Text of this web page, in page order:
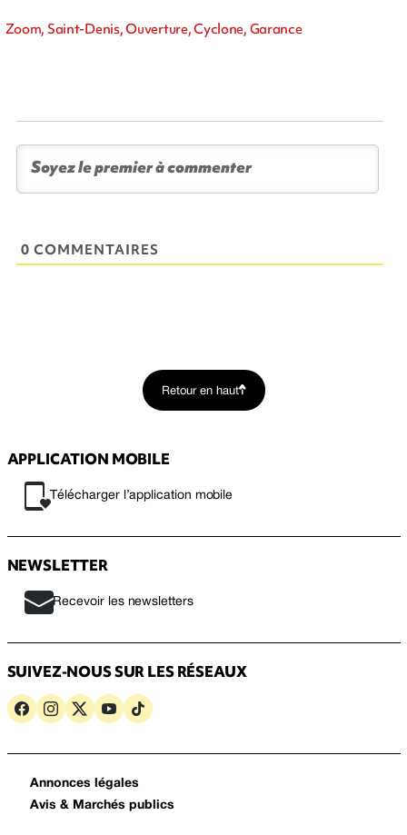
Zoom, Saint-Denis, Ouverture, Cyclone, Garance
0 COMMENTAIRES
Retour en haut
APPLICATION MOBILE
Télécharger l’application mobile
NEWSLETTER
Recevoir les newsletters
SUIVEZ-NOUS SUR LES RÉSEAUX
Annonces légales
Avis & Marchés publics